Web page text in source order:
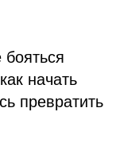
бояться
начать
превратить